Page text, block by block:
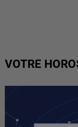
VOTRE